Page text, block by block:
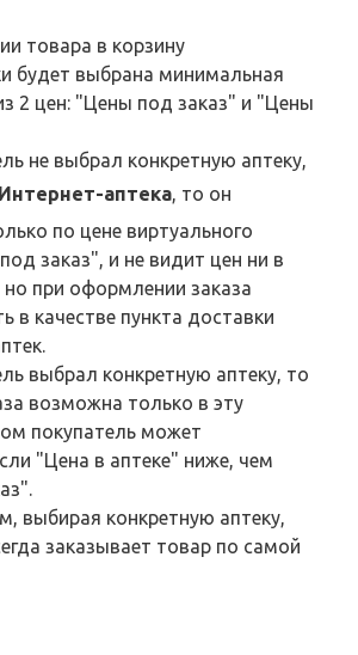
товара в корзину
будет выбрана минимальная
2 цен: "Цены под заказ" и "Цены
не выбрал конкретную аптеку,
Интернет-аптека, то он
по цене виртуального
заказ", и не видит цен ни в
но при оформлении заказа
в качестве пункта доставки
выбрал конкретную аптеку, то
возможна только в эту
покупатель может
"Цена в аптеке" ниже, чем
выбирая конкретную аптеку,
заказывает товар по самой